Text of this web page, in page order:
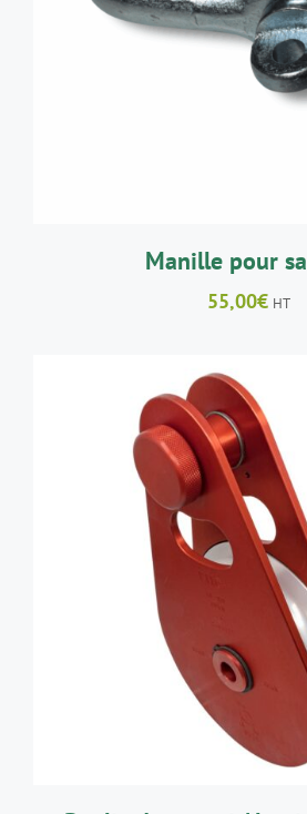
AJOUTER AU PANIER /
Manille pour
55,00€ HT
AJOUTER AU PANIER /